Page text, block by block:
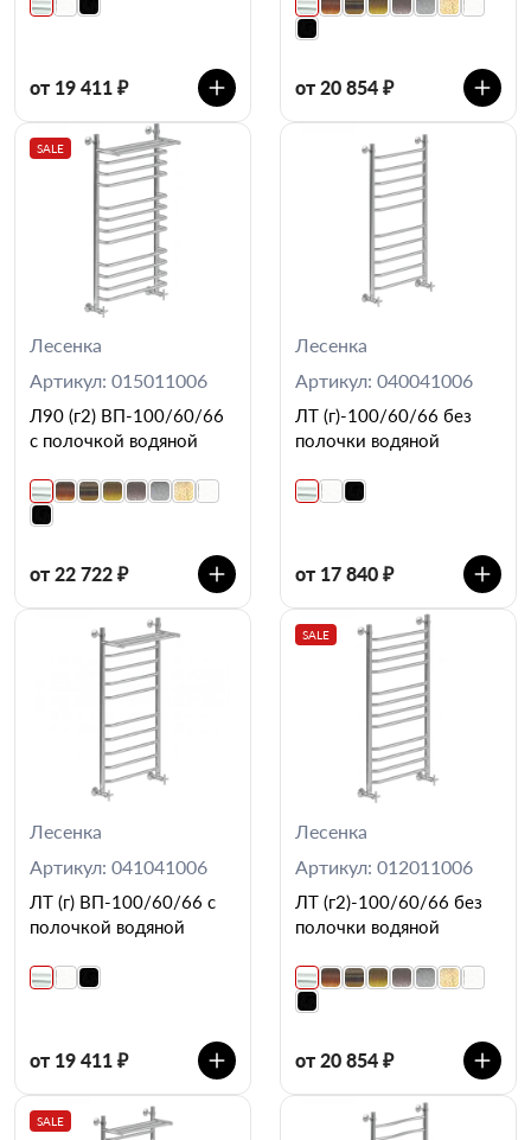
от 19 411 ₽ от 20 854 ₽
SALE
Лесенка
Артикул: 015011006
Л90 (г2) ВП-100/60/66
с полочкой водяной
от 22 722 ₽
Лесенка
Артикул: 040041006
ЛТ (г)-100/60/66 без
полочки водяной
от 17 840 ₽
Лесенка
Артикул: 041041006
ЛТ (г) ВП-100/60/66 с
полочкой водяной
от 19 411 ₽
SALE
Лесенка
Артикул: 012011006
ЛТ (г2)-100/60/66 без
полочки водяной
от 20 854 ₽
SALE